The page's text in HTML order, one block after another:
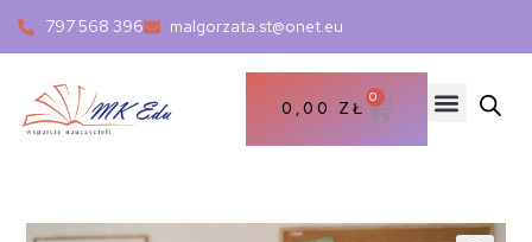
797 568 396 malgorzata.st@onet.eu
0,00 ZŁ
0